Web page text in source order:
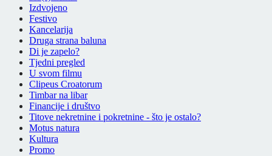
Izdvojeno
Festivo
Kancelarija
Druga strana baluna
Di je zapelo?
Tjedni pregled
U svom filmu
Clipeus Croatorum
Timbar na libar
Financije i društvo
Titove nekretnine i pokretnine - što je ostalo?
Motus natura
Kultura
Promo